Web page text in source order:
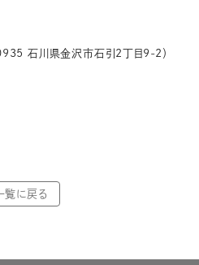
石川県金沢市石引2丁目9-2）
覧に戻る